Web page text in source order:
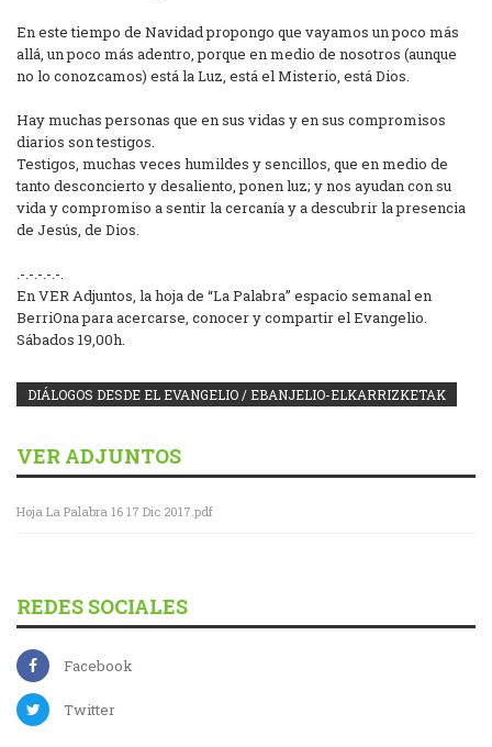
En este tiempo de Navidad propongo que vayamos un poco más
allá, un poco más adentro, porque en medio de nosotros (aunque
no lo conozcamos) está la Luz, está el Misterio, está Dios.
Hay muchas personas que en sus vidas y en sus compromisos
diarios son testigos.
Testigos, muchas veces humildes y sencillos, que en medio de
tanto desconcierto y desaliento, ponen luz; y nos ayudan con su
vida y compromiso a sentir la cercanía y a descubrir la presencia
de Jesús, de Dios.
.-.-.-.-.-.
En VER Adjuntos, la hoja de “La Palabra” espacio semanal en
BerriOna para acercarse, conocer y compartir el Evangelio.
Sábados 19,00h.
DIÁLOGOS DESDE EL EVANGELIO / EBANJELIO-ELKARRIZKETAK
VER ADJUNTOS
Hoja La Palabra 16 17 Dic 2017.pdf
REDES SOCIALES
Facebook
Twitter